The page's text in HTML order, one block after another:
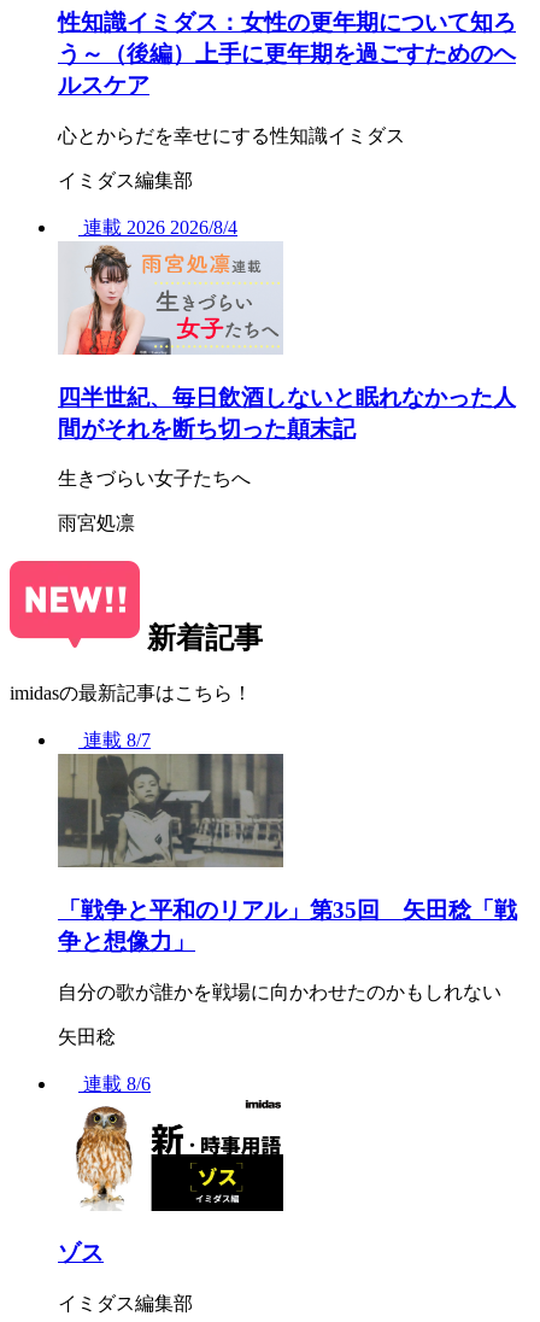
性知識イミダス：女性の更年期について知ろ
う～（後編）上手に更年期を過ごすためのヘ
ルスケア
心とからだを幸せにする性知識イミダス
イミダス編集部
連載 2026 2026/8/4
四半世紀、毎日飲酒しないと眠れなかった人
間がそれを断ち切った顛末記
生きづらい女子たちへ
雨宮処凛
新着記事
imidasの最新記事はこちら！
連載 8/7
「戦争と平和のリアル」第35回 矢田稔「戦
争と想像力」
自分の歌が誰かを戦場に向かわせたのかもしれない
矢田稔
連載 8/6
ゾス
イミダス編集部